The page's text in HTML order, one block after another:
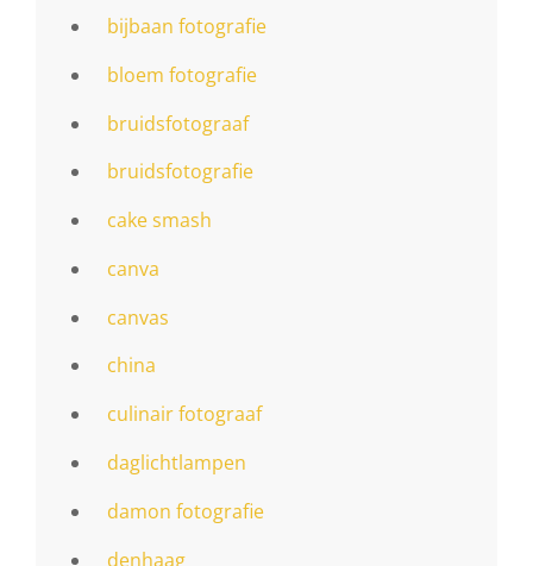
bijbaan fotografie
bloem fotografie
bruidsfotograaf
bruidsfotografie
cake smash
canva
canvas
china
culinair fotograaf
daglichtlampen
damon fotografie
denhaag